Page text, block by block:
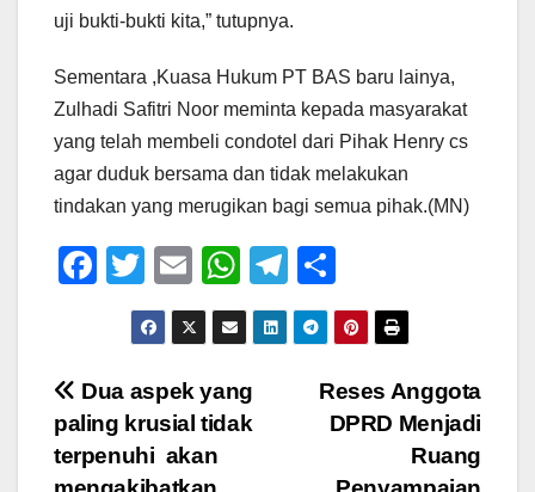
uji bukti-bukti kita,” tutupnya.
Sementara ,Kuasa Hukum PT BAS baru lainya,
Zulhadi Safitri Noor meminta kepada masyarakat
yang telah membeli condotel dari Pihak Henry cs
agar duduk bersama dan tidak melakukan
tindakan yang merugikan bagi semua pihak.(MN)
F
e
b
o
T
wi
tt
er
E
m
ail
W
h
at
s
A
T
el
e
gr
h
ar
e
Navigasi
pos
Reses Anggota
DPRD Menjadi
Ruang
Dua aspek yang
paling krusial tidak
terpenuhi akan